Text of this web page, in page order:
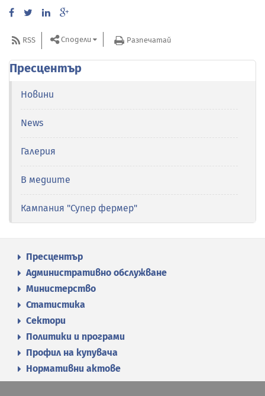
RSS Сподели Разпечатай
Пресцентър
Новини
News
Галерия
В медиите
Кампания "Супер фермер"
Пресцентър
Административно обслужване
Министерство
Статистика
Сектори
Политики и програми
Профил на купувача
Нормативни актове